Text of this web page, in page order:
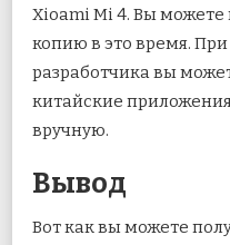
Xioami Mi 4. Вы можете
копию в это время.
разработчика вы
китайские
вручную.
Вывод
Вот как вы можете